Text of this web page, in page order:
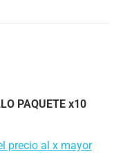
PAQUETE x10
precio al x mayor